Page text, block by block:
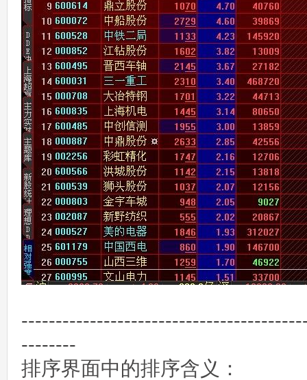
--------
排序界面中的排序含义：